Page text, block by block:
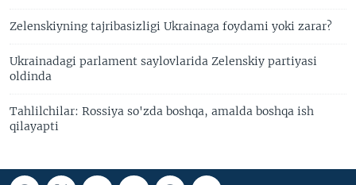
Zelenskiyning tajribasizligi Ukrainaga foydami yoki zarar?
Ukrainadagi parlament saylovlarida Zelenskiy partiyasi
oldinda
Tahlilchilar: Rossiya so'zda boshqa, amalda boshqa ish
qilayapti